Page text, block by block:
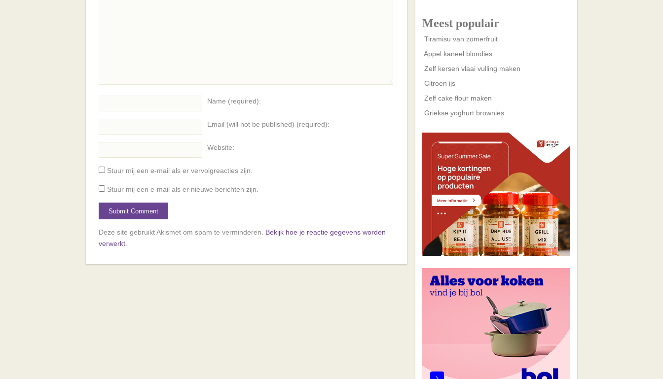
Name (required):
Email (will not be published) (required):
Website:
Stuur mij een e-mail als er vervolgreacties zijn.
Stuur mij een e-mail als er nieuwe berichten zijn.
Deze site gebruikt Akismet om spam te verminderen. Bekijk hoe je reactie gegevens worden
verwerkt.
Meest populair
Tiramisu van zomerfruit
Appel kaneel blondies
Zelf kersen vlaai vulling maken
Citroen ijs
Zelf cake flour maken
Griekse yoghurt brownies